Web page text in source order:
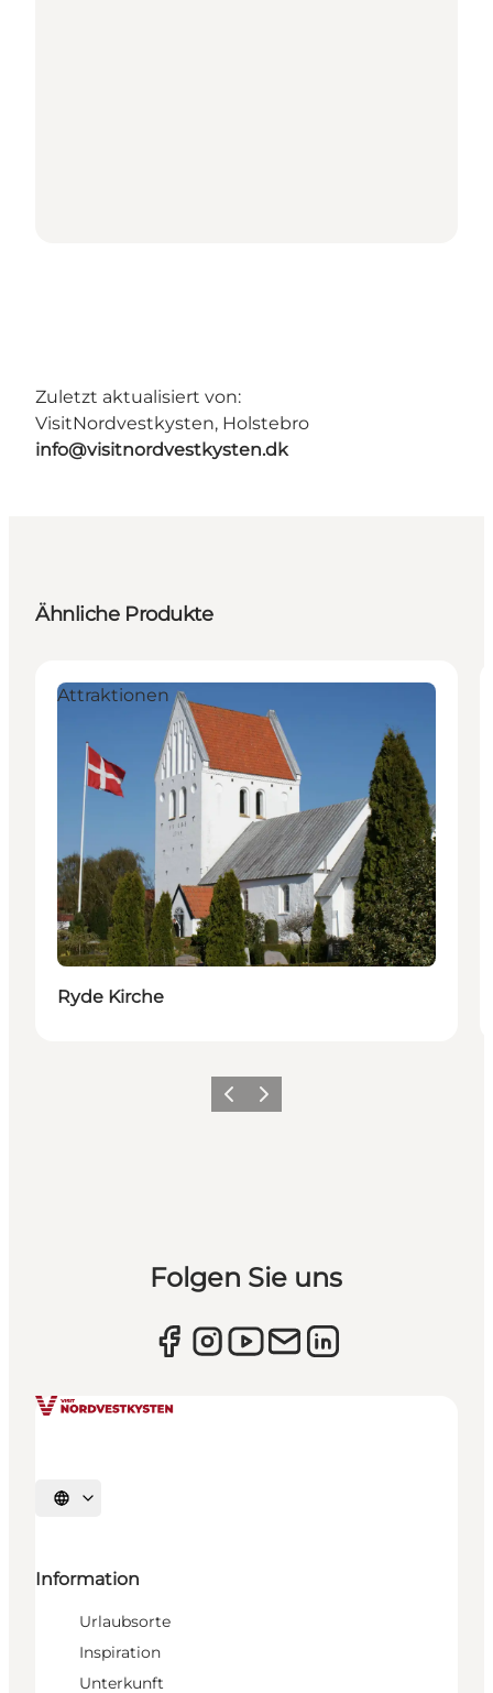
Zuletzt aktualisiert von:
VisitNordvestkysten, Holstebro
info@visitnordvestkysten.dk
Ähnliche Produkte
Attraktionen
Ryde Kirche
ZurückWeiter
Folgen Sie uns
Sprache auswählen
Information
Urlaubsorte
Inspiration
Unterkunft